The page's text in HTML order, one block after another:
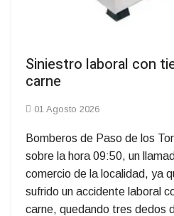
Siniestro laboral con
carne
01 Agosto 2026
Bomberos de Paso de los
sobre la hora 09:50, un
comercio de la localidad, ya
sufrido un accidente laboral
carne, quedando tres dedos